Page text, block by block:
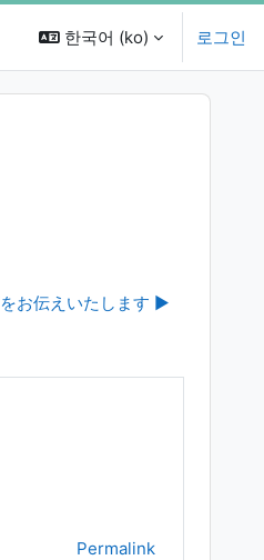
한국어 ‎(ko)‎ 로그인
お伝えいたします ▶︎
Permalink